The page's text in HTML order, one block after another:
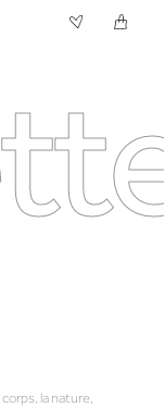
la nature,